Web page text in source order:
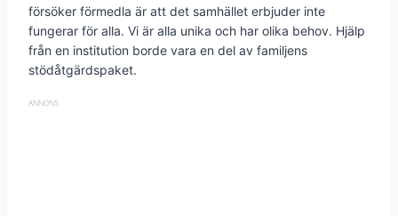
försöker förmedla är att det samhället erbjuder inte
fungerar för alla. Vi är alla unika och har olika behov. Hjälp
från en institution borde vara en del av familjens
stödåtgärdspaket.
ANNONS